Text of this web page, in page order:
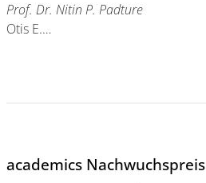
Prof. Dr. Nitin P. Padture
Otis E.…
academics Nachwuchspreis